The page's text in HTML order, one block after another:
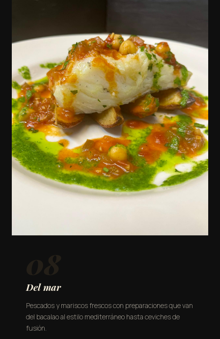
Del mar
Pescados y mariscos frescos con preparaciones que van
del bacalao al estilo mediterráneo hasta ceviches de
fusión.